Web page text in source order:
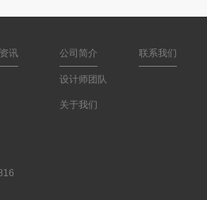
讯 公司简介
设计师团队
关于我们
联系我们